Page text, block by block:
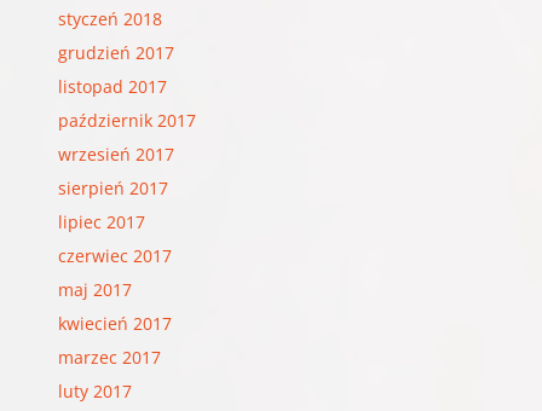
styczeń 2018
grudzień 2017
listopad 2017
październik 2017
wrzesień 2017
sierpień 2017
lipiec 2017
czerwiec 2017
maj 2017
kwiecień 2017
marzec 2017
luty 2017